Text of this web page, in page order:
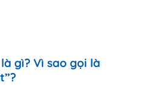
gì? Vì sao gọi là